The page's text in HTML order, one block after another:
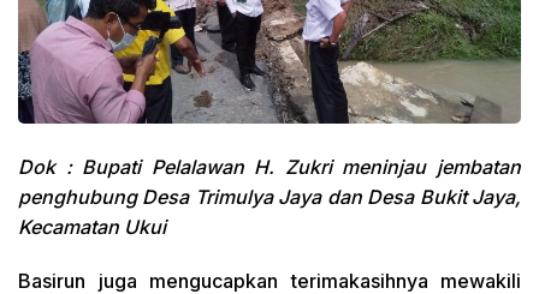
Dok : Bupati Pelalawan H. Zukri meninjau jembatan
penghubung Desa Trimulya Jaya dan Desa Bukit Jaya,
Kecamatan Ukui
Basirun juga mengucapkan terimakasihnya mewakili